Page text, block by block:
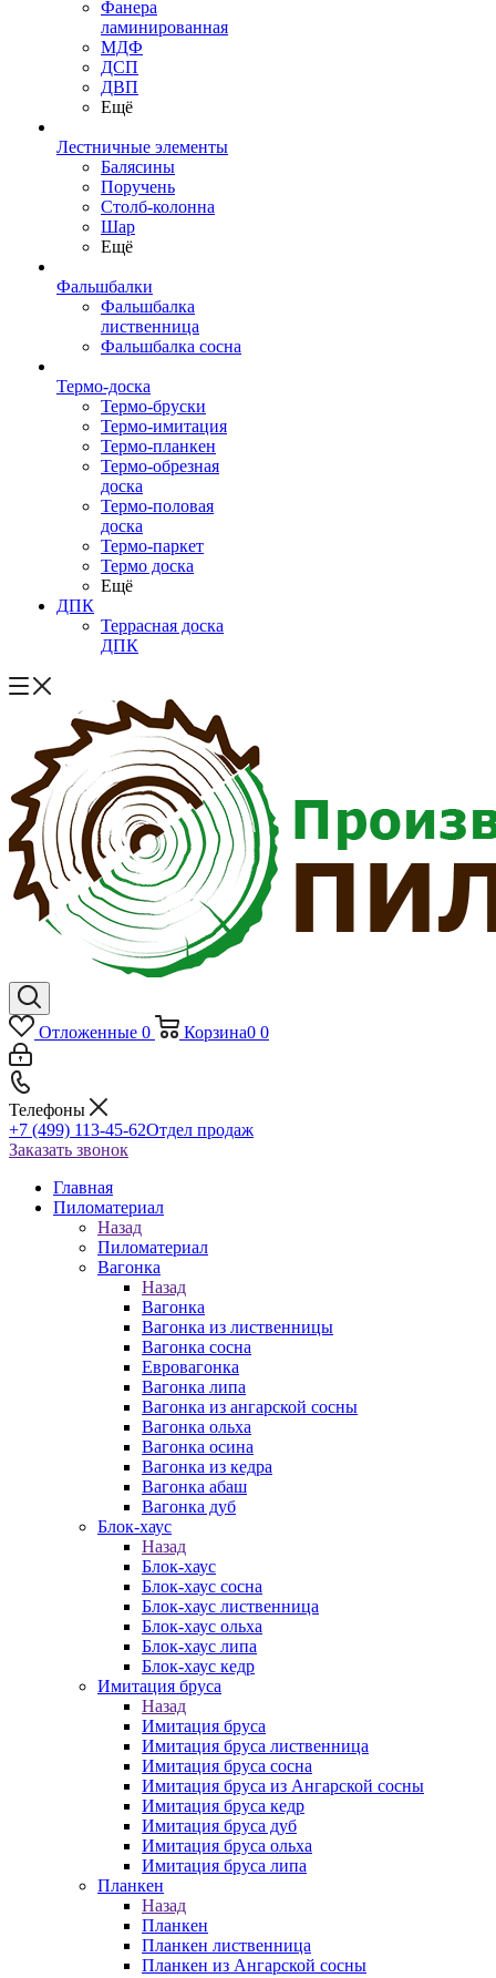
Фанера
ламинированная
МДФ
ДСП
ДВП
Ещё
Лестничные элементы
Балясины
Поручень
Столб-колонна
Шар
Ещё
Фальшбалки
Фальшбалка
лиственница
Фальшбалка сосна
Термо-доска
Термо-бруски
Термо-имитация
Термо-планкен
Термо-обрезная
доска
Термо-половая
доска
Термо-паркет
Термо доска
Ещё
ДПК
Террасная доска
ДПК
Отложенные 0 Корзина0 0
Телефоны
+7 (499) 113-45-62Отдел продаж
Заказать звонок
Главная
Пиломатериал
Назад
Пиломатериал
Вагонка
Назад
Вагонка
Вагонка из лиственницы
Вагонка сосна
Евровагонка
Вагонка липа
Вагонка из ангарской сосны
Вагонка ольха
Вагонка осина
Вагонка из кедра
Вагонка абаш
Вагонка дуб
Блок-хаус
Назад
Блок-хаус
Блок-хаус сосна
Блок-хаус лиственница
Блок-хаус ольха
Блок-хаус липа
Блок-хаус кедр
Имитация бруса
Назад
Имитация бруса
Имитация бруса лиственница
Имитация бруса сосна
Имитация бруса из Ангарской сосны
Имитация бруса кедр
Имитация бруса дуб
Имитация бруса ольха
Имитация бруса липа
Планкен
Назад
Планкен
Планкен лиственница
Планкен из Ангарской сосны